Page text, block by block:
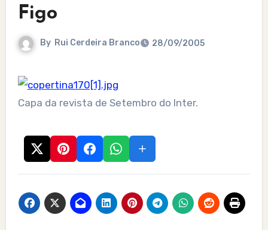
Figo
By Rui Cerdeira Branco 28/09/2005
Capa da revista de Setembro do Inter.